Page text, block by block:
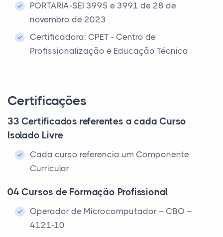
PORTARIA-SEI 3995 e 3991 de 28 de
novembro de 2023
Certificadora: CPET - Centro de
Profissionalização e Educação Técnica
Certificações
33 Certificados referentes a cada Curso
Isolado Livre
Cada curso referencia um Componente
Curricular
04 Cursos de Formação Profissional
Operador de Microcomputador – CBO –
4121-10